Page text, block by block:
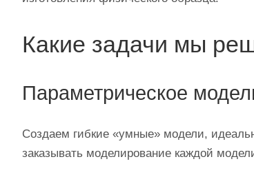
Какие задачи мы
Параметрическое
Создаем гибкие «умные» модели,
заказывать моделирование каждой